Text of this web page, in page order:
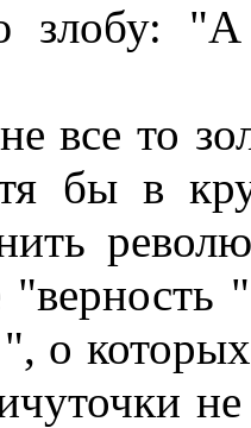
злобу:
то
бы в
о